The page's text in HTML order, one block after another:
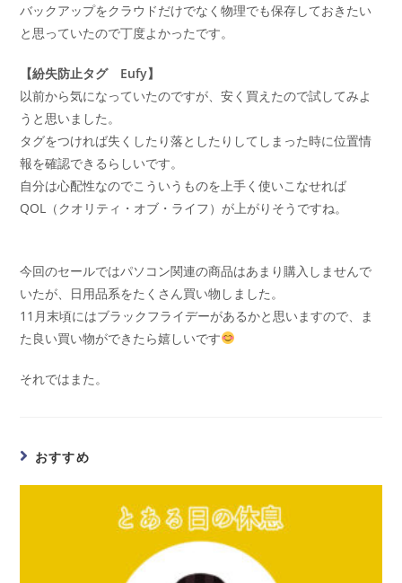
バックアップをクラウドだけでなく物理でも保存しておきたい
と思っていたので丁度よかったです。
【紛失防止タグ Eufy】
以前から気になっていたのですが、安く買えたので試してみよ
うと思いました。
タグをつければ失くしたり落としたりしてしまった時に位置情
報を確認できるらしいです。
自分は心配性なのでこういうものを上手く使いこなせれば
QOL（クオリティ・オブ・ライフ）が上がりそうですね。
今回のセールではパソコン関連の商品はあまり購入しませんで
いたが、日用品系をたくさん買い物しました。
11月末頃にはブラックフライデーがあるかと思いますので、ま
た良い買い物ができたら嬉しいです
それではまた。
おすすめ